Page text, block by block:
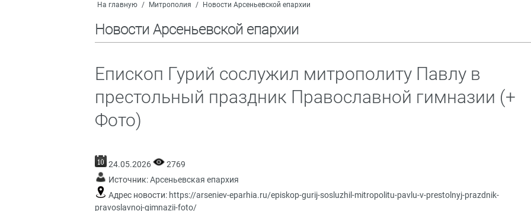
На главную / Митрополия / Новости Арсеньевской епархии
Новости Арсеньевской епархии
Епископ Гурий сослужил митрополиту Павлу в
престольный праздник Православной гимназии (+
Фото)
24.05.2026
2769
Источник:Арсеньевская епархия
Адрес новости: https://arseniev-eparhia.ru/episkop-gurij-sosluzhil-mitropolitu-pavlu-v-prestolnyj-prazdnik-
pravoslavnoj-gimnazii-foto/